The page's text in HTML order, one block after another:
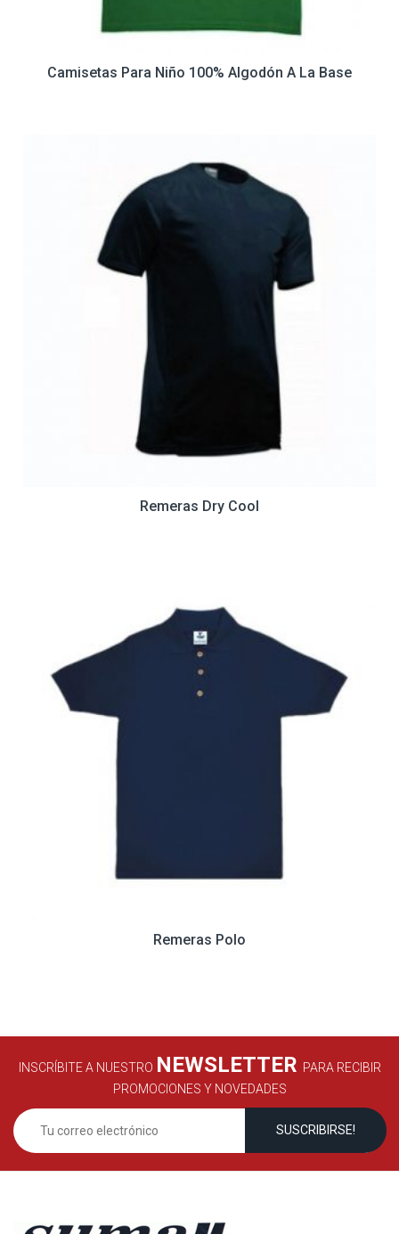
Camisetas Para Niño 100% Algodón A La Base
Remeras Dry Cool
Remeras Polo
INSCRÍBITE A NUESTRO NEWSLETTER PARA RECIBIR
PROMOCIONES Y NOVEDADES